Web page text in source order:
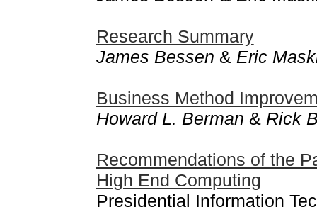
Research Summary
James Bessen & Eric
Business Method
Howard L. Berman & Rick
Recommendations of the
High End Computing
Presidential Information